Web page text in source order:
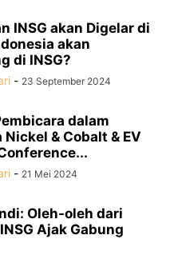
INSG akan Digelar di
akan
di INSG?
- 23 September 2024
dalam
& Cobalt & EV
- 21 Mei 2024
Oleh-oleh dari
Ajak Gabung